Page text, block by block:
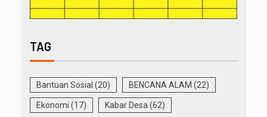
TAG
Bantuan Sosial (20) BENCANA ALAM (22)
Ekonomi (17) Kabar Desa(62)